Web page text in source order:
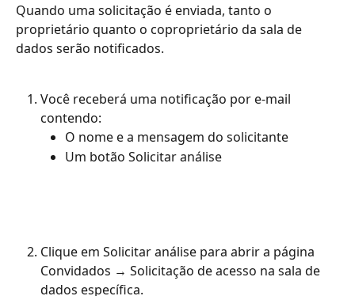
Quando uma solicitação é enviada, tanto o
proprietário quanto o coproprietário da sala de
dados serão notificados.
Você receberá uma notificação por e-mail
contendo:
O nome e a mensagem do solicitante
Um botão Solicitar análise
Clique em Solicitar análise para abrir a página
Convidados → Solicitação de acesso na sala de
dados específica.